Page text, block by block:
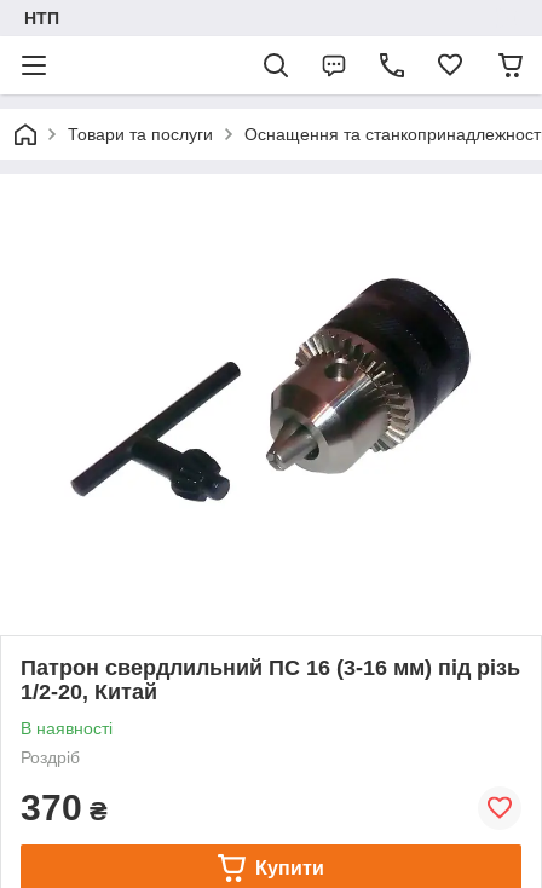
НТП
Товари та послуги Оснащення та
Патрон свердлильний ПС 16 (3-16 мм) під різь
1/2-20, Китай
В наявності
Роздріб
370 ₴
Купити